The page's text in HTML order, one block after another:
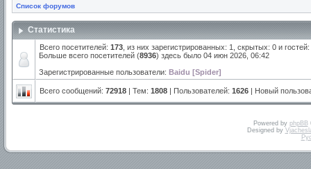
Список форумов
Статистика
Всего посетителей: 173 , из них зарегистрированных: 1, скрытых: 0 и
Больше всего посетителей (8936) здесь было 04 июн 2026, 06:42
Зарегистрированные пользователи: Baidu [Spider]
Всего сообщений: 72918 | Тем: 1808 | Пользователей: 1626 | Новый
Powered by phpBB
Designed by